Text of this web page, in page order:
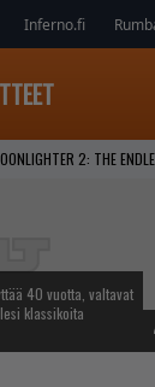
Inferno.fi
2: THE
40 vuotta, valtavat
klassikoita